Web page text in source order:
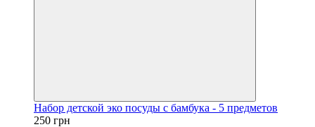
Набор детской эко посуды с бамбука - 5 предметов
250 грн